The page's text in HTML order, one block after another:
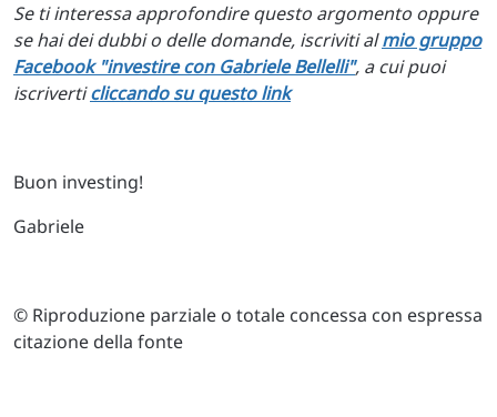
Se ti interessa approfondire questo argomento oppure
se hai dei dubbi o delle domande, iscriviti almio gruppo
Facebook "investire con Gabriele Bellelli", a cui puoi
iscriverticliccando su questo link
Buon investing!
Gabriele
© Riproduzione parziale o totale concessa con espressa
citazione della fonte